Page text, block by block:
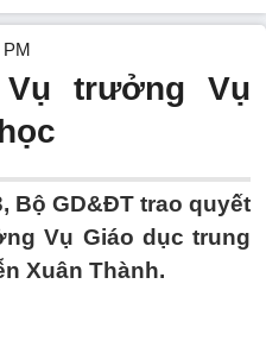
PM
trưởng Vụ
Bộ GD&ĐT trao quyết
Vụ Giáo dục trung
Xuân Thành.